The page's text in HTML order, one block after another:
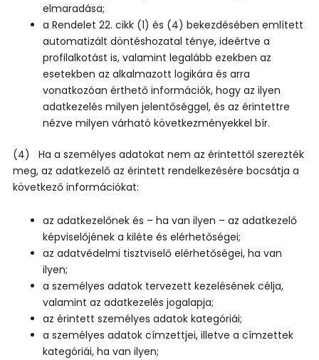
elmaradása;
a Rendelet 22. cikk (1) és (4) bekezdésében említett
automatizált döntéshozatal ténye, ideértve a
profilalkotást is, valamint legalább ezekben az
esetekben az alkalmazott logikára és arra
vonatkozóan érthető információk, hogy az ilyen
adatkezelés milyen jelentőséggel, és az érintettre
nézve milyen várható következményekkel bír.
(4) Ha a személyes adatokat nem az érintettől szerezték
meg, az adatkezelő az érintett rendelkezésére bocsátja a
következő információkat:
az adatkezelőnek és – ha van ilyen – az adatkezelő
képviselőjének a kiléte és elérhetőségei;
az adatvédelmi tisztviselő elérhetőségei, ha van
ilyen;
a személyes adatok tervezett kezelésének célja,
valamint az adatkezelés jogalapja;
az érintett személyes adatok kategóriái;
a személyes adatok címzettjei, illetve a címzettek
kategóriái, ha van ilyen;